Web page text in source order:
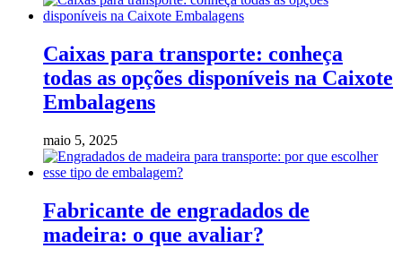
Caixas para transporte: conheça
todas as opções disponíveis na Caixote
Embalagens
maio 5, 2025
Fabricante de engradados de
madeira: o que avaliar?